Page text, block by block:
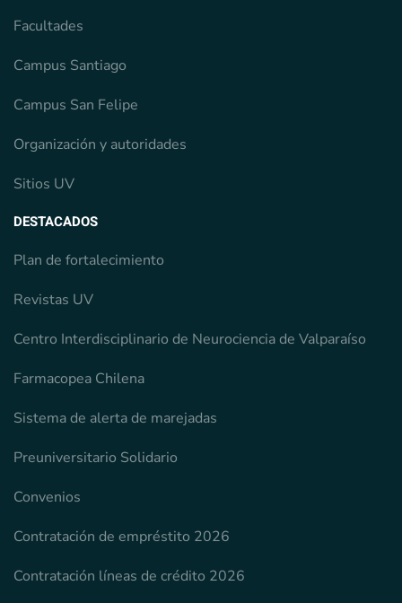
Facultades
Campus Santiago
Campus San Felipe
Organización y autoridades
Sitios UV
DESTACADOS
Plan de fortalecimiento
Revistas UV
Centro Interdisciplinario de Neurociencia de Valparaíso
Farmacopea Chilena
Sistema de alerta de marejadas
Preuniversitario Solidario
Convenios
Contratación de empréstito 2026
Contratación líneas de crédito 2026